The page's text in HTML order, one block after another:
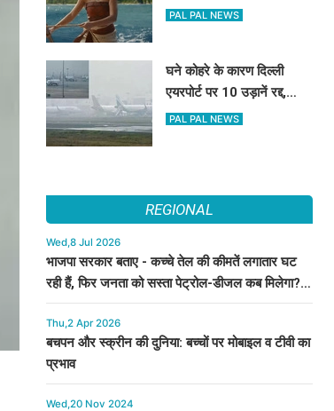
PAL PAL NEWS
घने कोहरे के कारण दिल्ली
एयरपोर्ट पर 10 उड़ानें रद्द,
270 से अधिक में देरी
PAL PAL NEWS
REGIONAL
Wed,8 Jul 2026
भाजपा सरकार बताए - कच्चे तेल की कीमतें लगातार घट
रही हैं, फिर जनता को सस्ता पेट्रोल-डीजल कब मिलेगा? :
कुमारी सैलजा
Thu,2 Apr 2026
बचपन और स्क्रीन की दुनिया: बच्चों पर मोबाइल व टीवी का
प्रभाव
Wed,20 Nov 2024